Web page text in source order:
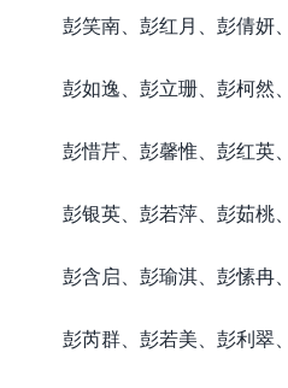
彭笑南、彭红月、彭倩妍
彭如逸、彭立珊、彭柯然
彭惜芹、彭馨惟、彭红英
彭银英、彭若萍、彭茹桃
彭含启、彭瑜淇、彭愫冉
彭芮群、彭若美、彭利翠